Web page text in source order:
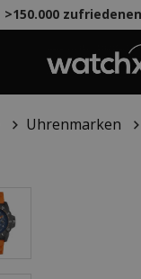
>150.000
Uhrenmarken